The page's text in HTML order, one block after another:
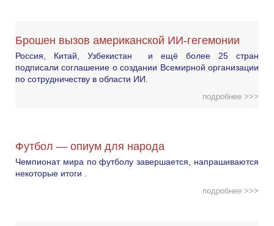
Брошен вызов американской ИИ-гегемонии
Россия, Китай, Узбекистан и ещё более 25 стран
подписали соглашение о создании Всемирной организации
по сотрудничеству в области ИИ.
подробнее >>>
Футбол — опиум для народа
Чемпионат мира по футболу завершается, напрашиваются
некоторые итоги .
подробнее >>>